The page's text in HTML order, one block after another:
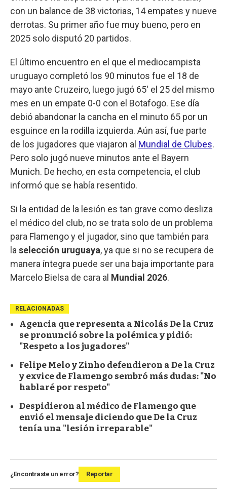
con un balance de 38 victorias, 14 empates y nueve
derrotas. Su primer año fue muy bueno, pero en
2025 solo disputó 20 partidos.
El último encuentro en el que el mediocampista
uruguayo completó los 90 minutos fue el 18 de
mayo ante Cruzeiro, luego jugó 65' el 25 del mismo
mes en un empate 0-0 con el Botafogo. Ese día
debió abandonar la cancha en el minuto 65 por un
esguince en la rodilla izquierda. Aún así, fue parte
de los jugadores que viajaron al Mundial de Clubes.
Pero solo jugó nueve minutos ante el Bayern
Munich. De hecho, en esta competencia, el club
informó que se había resentido.
Si la entidad de la lesión es tan grave como desliza
el médico del club, no se trata solo de un problema
para Flamengo y el jugador, sino que también para
la selección uruguaya, ya que si no se recupera de
manera íntegra puede ser una baja importante para
Marcelo Bielsa de cara al Mundial 2026.
RELACIONADAS
Agencia que representa a Nicolás De la Cruz
se pronunció sobre la polémica y pidió:
"Respeto a los jugadores"
Felipe Melo y Zinho defendieron a De la Cruz
y exvice de Flamengo sembró más dudas: "No
hablaré por respeto"
Despidieron al médico de Flamengo que
envió el mensaje diciendo que De la Cruz
tenía una "lesión irreparable"
¿Encontraste un error? Reportar